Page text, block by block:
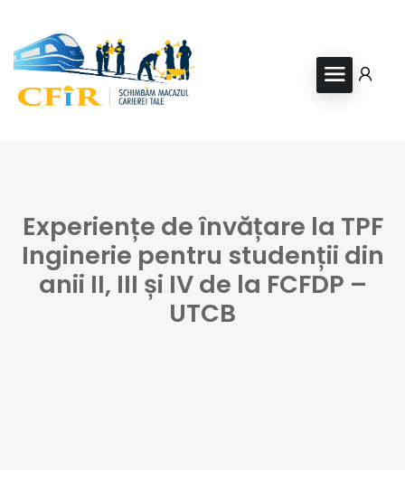
Experiențe de învățare la TPF
Inginerie pentru studenții din
anii II, III și IV de la FCFDP –
UTCB